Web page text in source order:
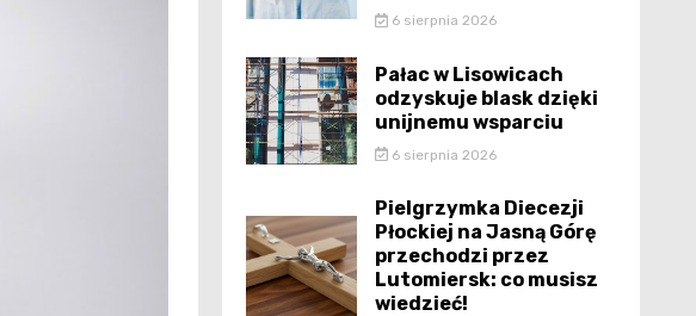
6 sierpnia 2026
Pałac w Lisowicach
odzyskuje blask dzięki
unijnemu wsparciu
6 sierpnia 2026
Pielgrzymka Diecezji
Płockiej na Jasną Górę
przechodzi przez
Lutomiersk: co musisz
wiedzieć!